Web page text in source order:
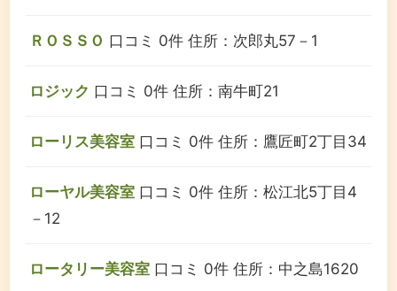
ＲＯＳＳＯ 口コミ 0件 住所：次郎丸57－1
ロジック 口コミ 0件 住所：南牛町21
ローリス美容室 口コミ 0件 住所：鷹匠町2丁目34
ローヤル美容室 口コミ 0件 住所：松江北5丁目4
－12
ロータリー美容室 口コミ 0件 住所：中之島1620